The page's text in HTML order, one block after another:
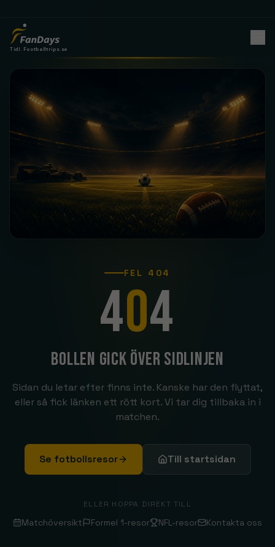
Tidl. Footballtrips.se
FEL 404
404
Bollen gick över sidlinjen
Sidan du letar efter finns inte. Kanske har den flyttat,
eller så fick länken ett rött kort. Vi tar dig tillbaka in i
matchen.
Se fotbollsresor Till startsidan
ELLER HOPPA DIREKT TILL
Matchöversikt Formel 1-resor NFL-resor Kontakta oss